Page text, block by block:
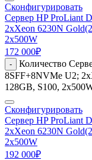
Сконфигурировать
Сервер HP ProLiant
2xXeon 6230N
2x500W
172 000₽
-
Количество
8SFF+8NVMe U2;
128GB, S100,
Сконфигурировать
Сервер HP ProLiant
2xXeon 6230N
2x500W
192 000₽